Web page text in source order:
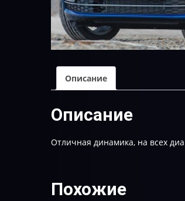
Описание
Описание
Отличная динамика, на всех
Похожие